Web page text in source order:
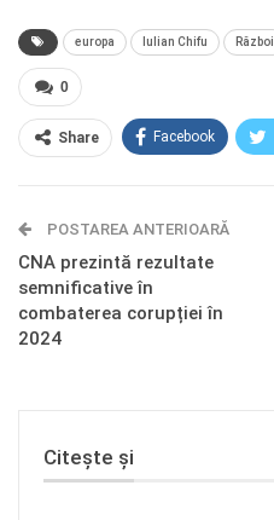
europa Iulian Chifu Război
0
Share Facebook
Telegram OK.ru
POSTAREA ANTERIOARĂ
CNA prezintă rezultate
semnificative în
combaterea corupției în
2024
Citește și